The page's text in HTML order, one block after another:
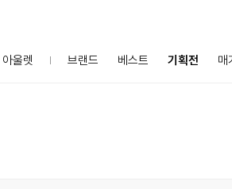
아울렛 브랜드 베스트 기획전 매